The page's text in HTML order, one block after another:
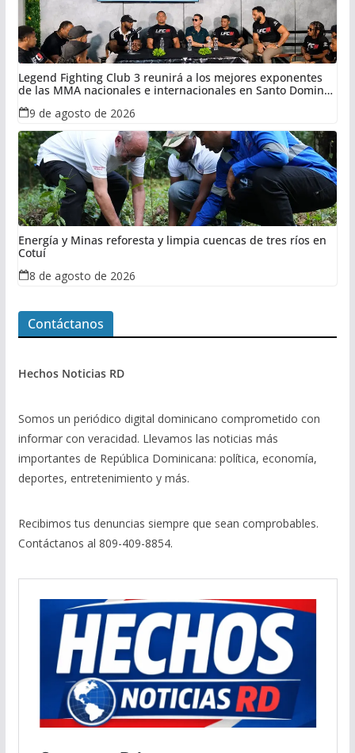
Legend Fighting Club 3 reunirá a los mejores exponentes
de las MMA nacionales e internacionales en Santo Domingo
Este
9 de agosto de 2026
Energía y Minas reforesta y limpia cuencas de tres ríos en
Cotuí
8 de agosto de 2026
Contáctanos
Hechos Noticias RD
Somos un periódico digital dominicano comprometido con
informar con veracidad. Llevamos las noticias más
importantes de República Dominicana: política, economía,
deportes, entretenimiento y más.
Recibimos tus denuncias siempre que sean comprobables.
Contáctanos al 809-409-8854.